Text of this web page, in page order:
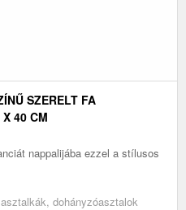
SZERELT FA
40 CM
nappalijába ezzel a stílusos
dohányzóasztalok